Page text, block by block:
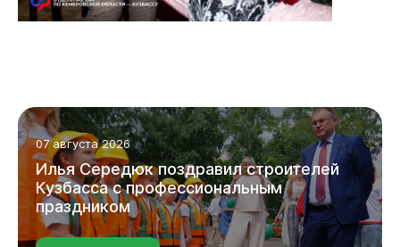
07 августа 2026
ИльяСередюкпоздравилстроителей
Кузбассаспрофессиональным
праздником